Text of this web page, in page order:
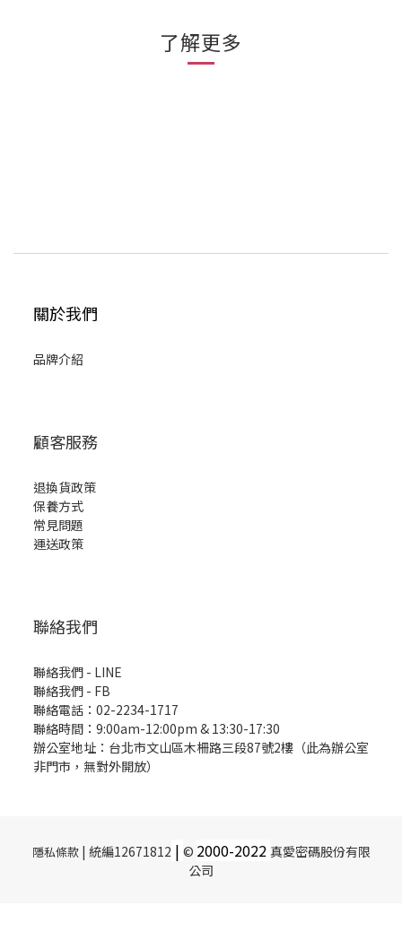
了解更多
關於我們
品牌介紹
顧客服務
退換貨政策
保養方式
常見問題
運送政策
聯絡我們
聯絡我們 - LINE
聯絡我們 - FB
聯絡電話：02-2234-1717
聯絡時間：9:00am-12:00pm & 13:30-17:30
辦公室地址：台北市文山區木柵路三段87號2樓（此為辦公室
非門市，無對外開放）
隱私條款| 統編12671812 | © 2000-2022 真愛密碼股份有限
公司